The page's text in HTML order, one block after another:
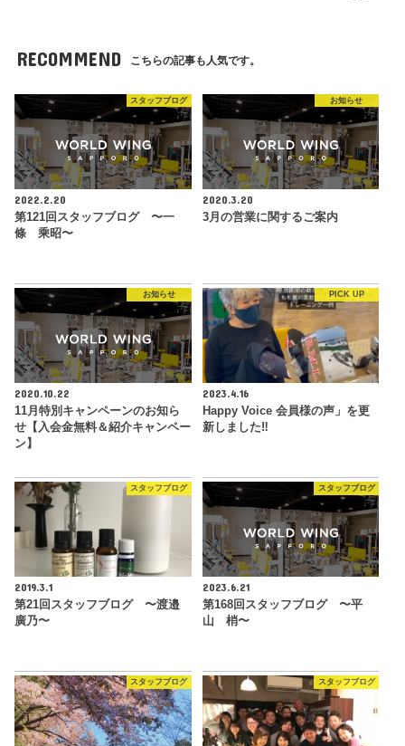
RECOMMEND こちらの記事も人気です。
スタッフブログ
2022.2.20
第121回スタッフブログ 〜一
條 乘昭〜
お知らせ
2020.3.20
3月の営業に関するご案内
お知らせ
2020.10.22
11月特別キャンペーンのお知ら
せ【入会金無料＆紹介キャンペー
ン】
PICK UP
2023.4.16
Happy Voice 会員様の声」を更
新しました‼︎
スタッフブログ
2019.3.1
第21回スタッフブログ 〜渡邉
廣乃〜
スタッフブログ
2023.6.21
第168回スタッフブログ 〜平
山 梢〜
スタッフブログ スタッフブログ